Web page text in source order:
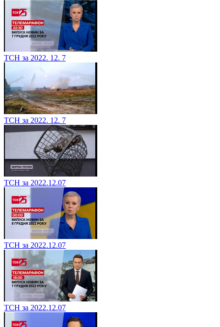
ТСН за 2022. 12. 7
ТСН за 2022. 12. 7
ТСН за 2022.12.07
ТСН за 2022.12.07
ТСН за 2022.12.07